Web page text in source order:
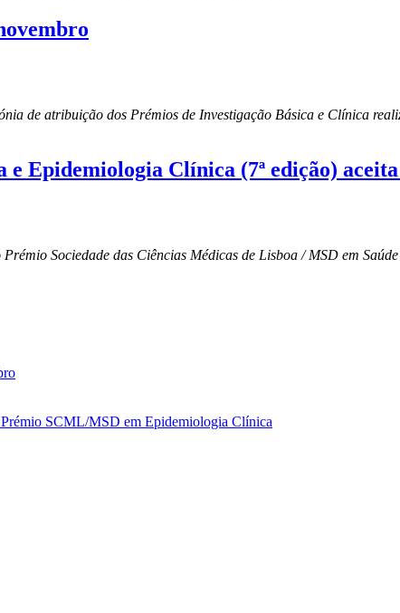
de atribuição dos Prémios de Investigação Básica e Clínica
Epidemiologia Clínica (7ª edição)
Sociedade das Ciências Médicas de Lisboa / MSD em
Prémio SCML/MSD em Epidemiologia Clínica